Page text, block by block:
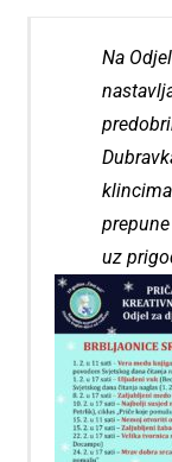
Na
uz